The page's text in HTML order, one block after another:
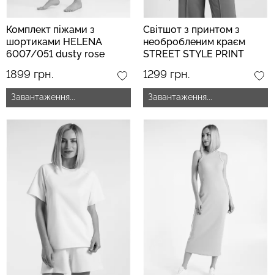
Комплект піжами з
шортиками HELENA
6007/051 dusty rose
1899 грн.
Завантаження...
Світшот з принтом з
необробленим краєм
STREET STYLE PRINT
1299 грн.
Завантаження...
482 грн.689 грн.
275 грн.549 грн.
Безшовний топ на
бретелях CAMI TOP
(білий) Giulia
Топ на бретелях в рубчик
CAMI TOP RIB black
(чорний) Giulia